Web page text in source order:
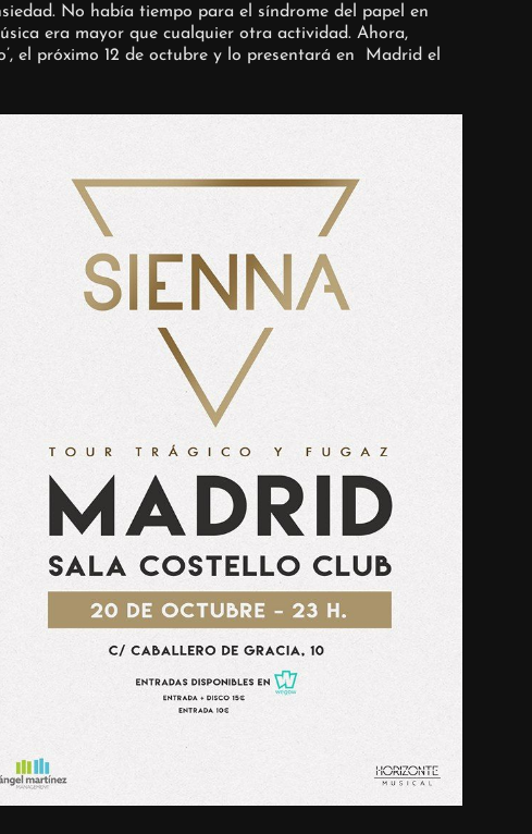
No había tiempo para el síndrome del papel en
era mayor que cualquier otra actividad. Ahora,
el próximo 12 de octubre y lo presentará en Madrid el